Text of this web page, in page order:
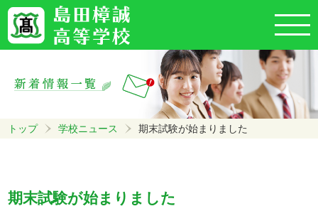
トップ 学校ニュース 期末試験が始まりました
期末試験が始まりました